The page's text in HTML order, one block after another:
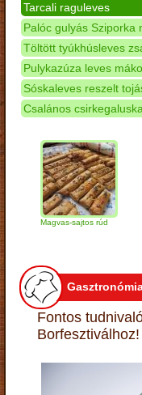
Tarcali raguleves
Palóc gulyás Sziporka
Töltött tyúkhúsleves
Pulykazúza leves
Sóskaleves reszelt
Csalános
Magvas-sajtos rúd
Fontos
Borfesztiválhoz!